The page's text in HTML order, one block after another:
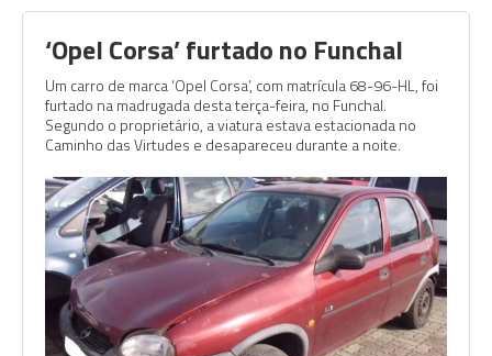
‘Opel Corsa’ furtado no Funchal
Um carro de marca ‘Opel Corsa’, com matrícula 68-96-HL, foi
furtado na madrugada desta terça-feira, no Funchal.
Segundo o proprietário, a viatura estava estacionada no
Caminho das Virtudes e desapareceu durante a noite.